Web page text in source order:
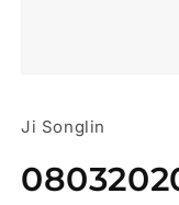
1
fenêtre
modale
Ji Songlin